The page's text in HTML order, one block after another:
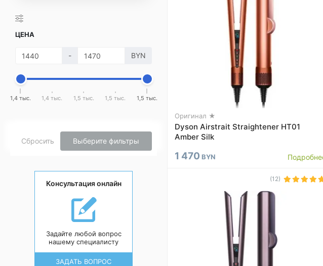
ЦЕНА
- BYN
1,4 тыс. 1,4 тыс. 1,5 тыс. 1,5 тыс. 1,5 тыс.
Сбросить Выберите фильтры
Консультация онлайн
Задайте любой вопрос
нашему специалисту
ЗАДАТЬ ВОПРОС
Оригинал ★
Dyson Airstrait Straightener HT01
Amber Silk
1 470 BYN
(12)